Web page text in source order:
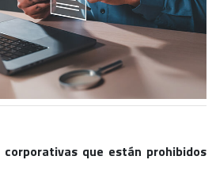
que están prohibidos